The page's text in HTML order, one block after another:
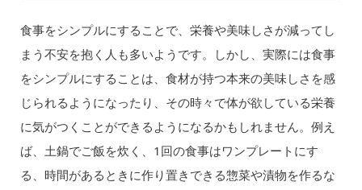
食事をシンプルにすることで、栄養や美味しさが減ってし
まう不安を抱く人も多いようです。しかし、実際には食事
をシンプルにすることは、食材が持つ本来の美味しさを感
じられるようになったり、その時々で体が欲している栄養
に気がつくことができるようになるかもしれません。例え
ば、土鍋でご飯を炊く、1回の食事はワンプレートにす
る、時間があるときに作り置きできる惣菜や漬物を作るな